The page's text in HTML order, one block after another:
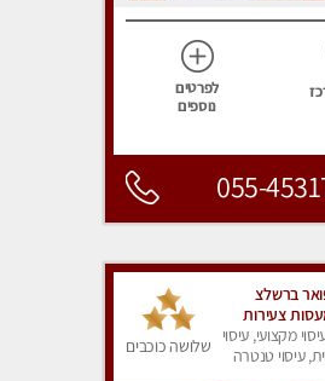
לפרטים
נוספים
055-
ברשלצ
-777 מעסות צעירות
מקצועי, עיסוי
עיסוי טנטרה
שלושה כוכבים